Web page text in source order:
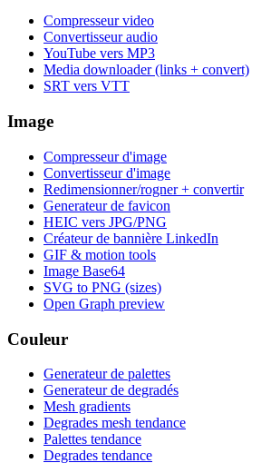
Compresseur video
Convertisseur audio
YouTube vers MP3
Media downloader (links + convert)
SRT vers VTT
Image
Compresseur d'image
Convertisseur d'image
Redimensionner/rogner + convertir
Generateur de favicon
HEIC vers JPG/PNG
Créateur de bannière LinkedIn
GIF & motion tools
Image Base64
SVG to PNG (sizes)
Open Graph preview
Couleur
Generateur de palettes
Generateur de degradés
Mesh gradients
Degrades mesh tendance
Palettes tendance
Degrades tendance